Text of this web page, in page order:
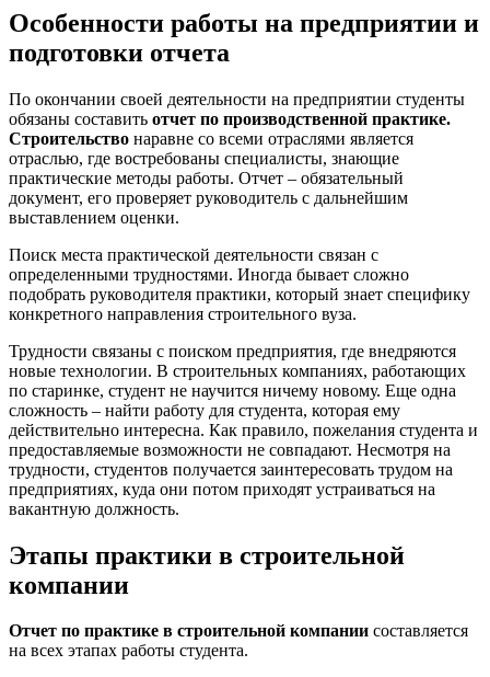
Особенности работы на предприятии и
подготовки отчета
По окончании своей деятельности на предприятии студенты
обязаны составить отчет по производственной практике.
Строительство наравне со всеми отраслями является
отраслью, где востребованы специалисты, знающие
практические методы работы. Отчет – обязательный
документ, его проверяет руководитель с дальнейшим
выставлением оценки.
Поиск места практической деятельности связан с
определенными трудностями. Иногда бывает сложно
подобрать руководителя практики, который знает специфику
конкретного направления строительного вуза.
Трудности связаны с поиском предприятия, где внедряются
новые технологии. В строительных компаниях, работающих
по старинке, студент не научится ничему новому. Еще одна
сложность – найти работу для студента, которая ему
действительно интересна. Как правило, пожелания студента и
предоставляемые возможности не совпадают. Несмотря на
трудности, студентов получается заинтересовать трудом на
предприятиях, куда они потом приходят устраиваться на
вакантную должность.
Этапы практики в строительной
компании
Отчет по практике в строительной компании составляется
на всех этапах работы студента.